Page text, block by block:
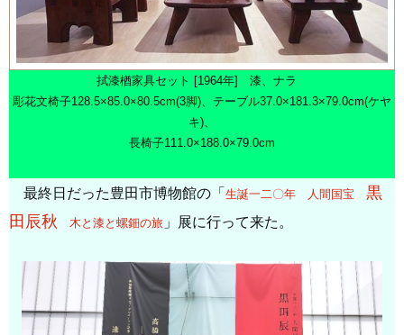
拭漆楢家具セット [1964年] 漆、ナラ
彫花文椅子128.5×85.0×80.5cm(3脚)、テーブル37.0×181.3×79.0cm(ケヤ
キ)、
長椅子111.0×188.0×79.0cm
最終日だった豊田市博物館の「 生誕一二〇年 人間国宝 黒
田辰秋
木と漆と螺鈿の旅 」展に行って来た。